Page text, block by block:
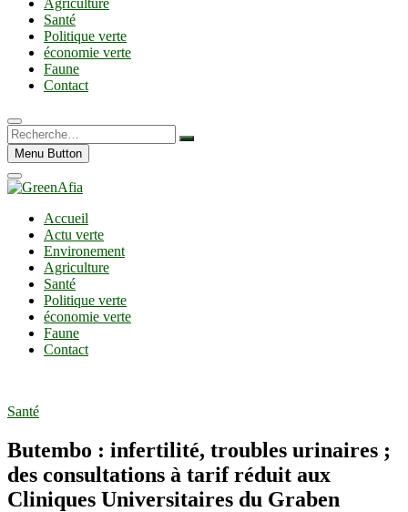
Agriculture
Santé
Politique verte
économie verte
Faune
Contact
Recherche…
Menu Button
Accueil
Actu verte
Environement
Agriculture
Santé
Politique verte
économie verte
Faune
Contact
Santé
Butembo : infertilité, troubles urinaires ;
des consultations à tarif réduit aux
Cliniques Universitaires du Graben